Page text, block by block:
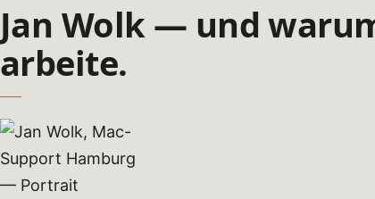
Jan Wolk — und
arbeite.